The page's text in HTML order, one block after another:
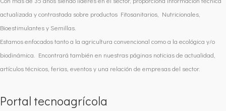
actualizada y contrastada sobre productos Fitosanitarios, Nutricionales,
Bioestimulantes y Semillas.
Estamos enfocados tanto a la agricultura convencional como a la ecológica y/o
biodinámica. Encontrará también en nuestras páginas noticias de actualidad,
artículos técnicos, ferias, eventos y una relación de empresas del sector.
Portal tecnoagrícola